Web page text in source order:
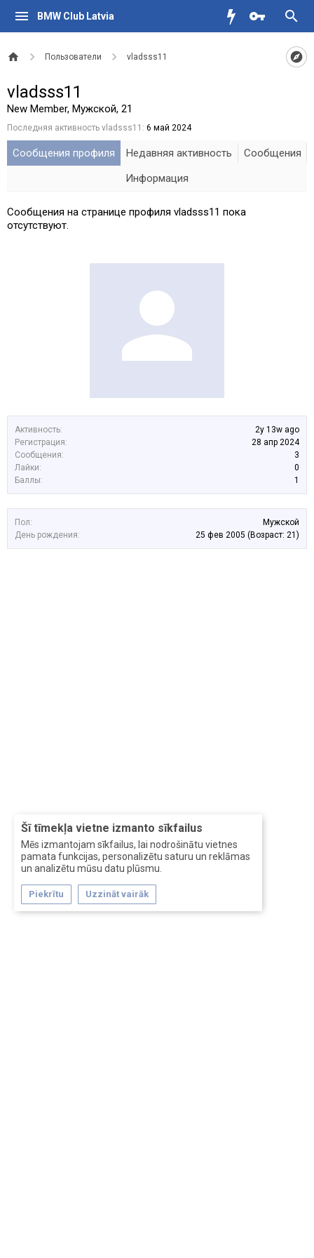
BMW Club Latvia
Пользователи vladsss11
Šī tīmekļa vietne izmanto sīkfailus
Mēs izmantojam sīkfailus, lai nodrošinātu vietnes
pamata funkcijas, personalizētu saturu un reklāmas
un analizētu mūsu datu plūsmu.
Piekrītu Uzzināt vairāk
Активность:
2y 13w ago
Регистрация:
28 апр 2024
Сообщения:
3
Лайки:
0
Баллы:
1
Пол:
Мужской
День рождения:
25 фев 2005 (Возраст: 21)
vladsss11
New Member, Мужской, 21
Последняя активность vladsss11: 6 май 2024
Сообщения профиля Недавняя активность
Сообщения
Информация
Сообщения на странице профиля vladsss11 пока
отсутствуют.